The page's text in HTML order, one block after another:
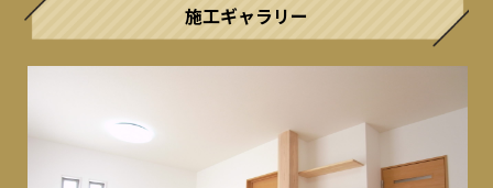
施工ギャラリー